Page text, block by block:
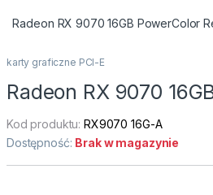
Radeon RX 9070 16GB PowerColor
karty graficzne PCI-E
Radeon RX 9070
Kod produktu:RX9070 16G-A
Dostępność: Brak w magazynie